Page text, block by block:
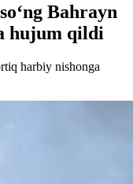
Bahrayn
hujum qildi
harbiy nishonga